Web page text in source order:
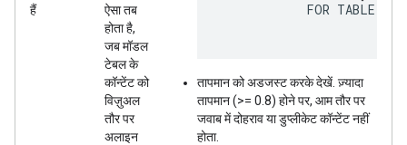
हैं
ऐसा तब
होता है,
जब मॉडल
टेबल के
कॉन्टेंट को
विज़ुअल
तौर पर
अलाइन
FOR TABLE
तापमान को अडजस्ट करके देखें. ज़्यादा
तापमान (>= 0.8) होने पर, आम तौर पर
जवाब में दोहराव या डुप्लीकेट कॉन्टेंट नहीं
होता.